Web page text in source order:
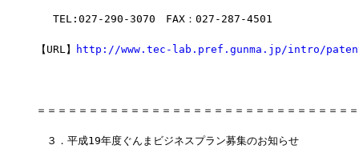
TEL:027-290-3070　FAX：027-287-4501
【URL】 http://www.tec-lab.pref.gunma.jp/intro/
＝＝＝＝＝＝＝＝＝＝＝＝＝＝＝＝＝＝＝＝＝＝＝＝＝＝＝＝＝＝
３．平成19年度ぐんまビジネスプラン募集のお知らせ